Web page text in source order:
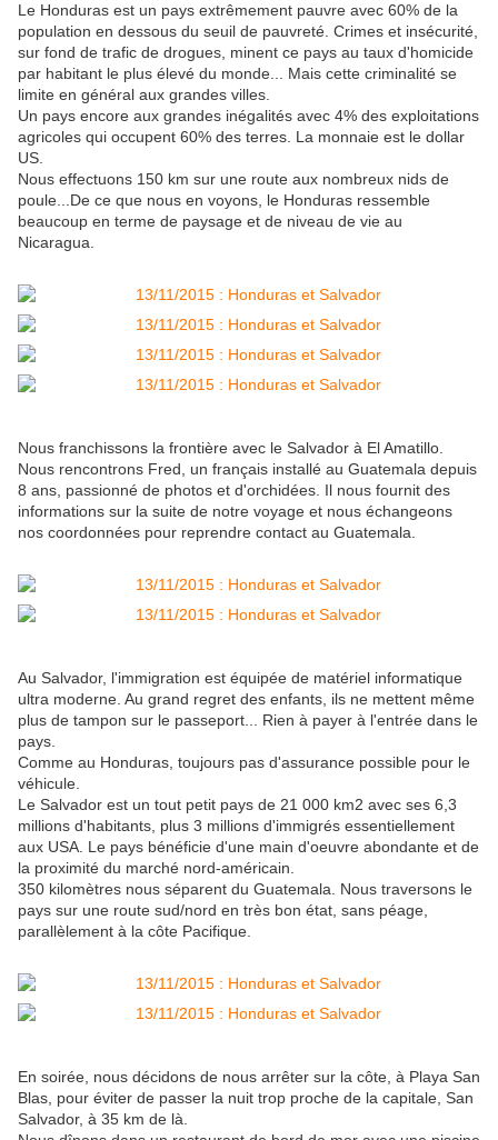
Le Honduras est un pays extrêmement pauvre avec 60% de la
population en dessous du seuil de pauvreté. Crimes et insécurité,
sur fond de trafic de drogues, minent ce pays au taux d'homicide
par habitant le plus élevé du monde... Mais cette criminalité se
limite en général aux grandes villes.
Un pays encore aux grandes inégalités avec 4% des exploitations
agricoles qui occupent 60% des terres. La monnaie est le dollar
US.
Nous effectuons 150 km sur une route aux nombreux nids de
poule...De ce que nous en voyons, le Honduras ressemble
beaucoup en terme de paysage et de niveau de vie au
Nicaragua.
Nous franchissons la frontière avec le Salvador à El Amatillo.
Nous rencontrons Fred, un français installé au Guatemala depuis
8 ans, passionné de photos et d'orchidées. Il nous fournit des
informations sur la suite de notre voyage et nous échangeons
nos coordonnées pour reprendre contact au Guatemala.
Au Salvador, l'immigration est équipée de matériel informatique
ultra moderne. Au grand regret des enfants, ils ne mettent même
plus de tampon sur le passeport... Rien à payer à l'entrée dans le
pays.
Comme au Honduras, toujours pas d'assurance possible pour le
véhicule.
Le Salvador est un tout petit pays de 21 000 km2 avec ses 6,3
millions d'habitants, plus 3 millions d'immigrés essentiellement
aux USA. Le pays bénéficie d'une main d'oeuvre abondante et de
la proximité du marché nord-américain.
350 kilomètres nous séparent du Guatemala. Nous traversons le
pays sur une route sud/nord en très bon état, sans péage,
parallèlement à la côte Pacifique.
En soirée, nous décidons de nous arrêter sur la côte, à Playa San
Blas, pour éviter de passer la nuit trop proche de la capitale, San
Salvador, à 35 km de là.